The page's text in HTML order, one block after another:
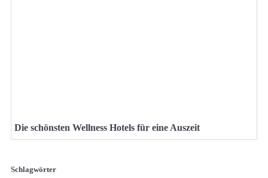
Die schönsten Wellness Hotels für eine Auszeit
Schlagwörter